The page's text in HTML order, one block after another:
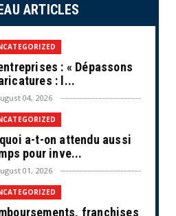
ARTICLES
: « Dépassons
: l...
04, 2026
a-t-on attendu aussi
pour inve...
01, 2026
franchises